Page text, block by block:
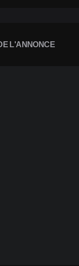
L'ANNONCE